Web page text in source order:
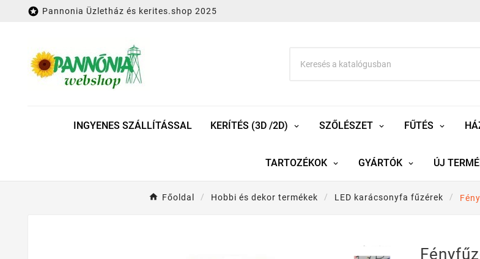
 Pannonia Üzletház és kerites.shop 2025
INGYENES SZÁLLÍTÁSSAL KERÍTÉS (3D /2D) SZŐLÉSZET FŰTÉS
TARTOZÉKOK GYÁRTÓK ÚJ
Főoldal Hobbi és dekor termékek LED karácsonyfa fűzérek